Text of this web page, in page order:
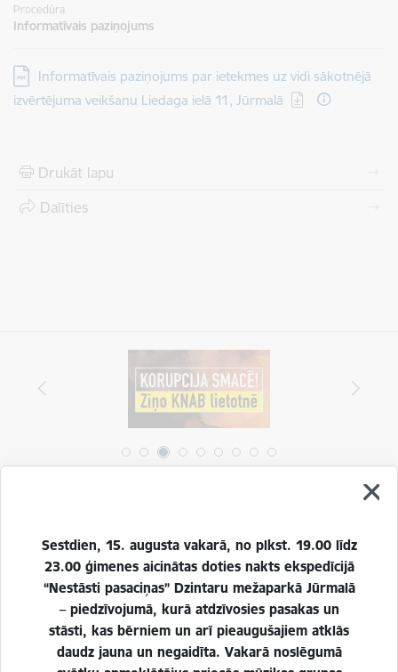
Sestdien, 15. augusta vakarā, no plkst. 19.00 līdz
23.00 ģimenes aicinātas doties nakts ekspedīcijā
“Nestāsti pasaciņas” Dzintaru mežaparkā Jūrmalā
– piedzīvojumā, kurā atdzīvosies pasakas un
stāsti, kas bērniem un arī pieaugušajiem atklās
daudz jauna un negaidīta. Vakarā noslēgumā
Procedūra
Informatīvais paziņojums
Lejupielādēt:
Informatīvais paziņojums par ietekmes uz vidi sākotnējā
izvērtējuma veikšanu Liedaga ielā 11, Jūrmalā
Drukāt lapu
Dalīties
Sniegt atsauksmi